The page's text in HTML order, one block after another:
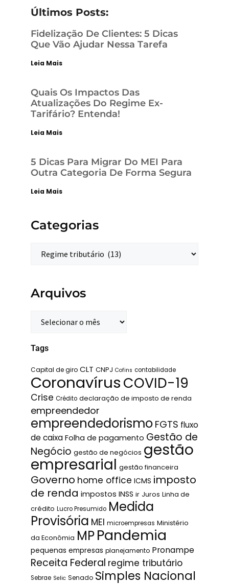
Últimos Posts:
Fidelização De Clientes: 5 Dicas
Que Vão Ajudar Nessa Tarefa
Leia Mais
Quais Os Impactos Das
Atualizações Do Regime Ex-
Tarifário? Entenda!
Leia Mais
5 Dicas Para Migrar Do MEI Para
Outra Categoria De Forma Segura
Leia Mais
Categorias
Arquivos
Tags
Capital de giro CLT CNPJ Cofins contabilidade
CoronavírusCOVID-19
Crise Crédito declaração de imposto de renda
empreendedor
empreendedorismo FGTS fluxo
de caixa Folha de pagamento Gestão de
Negócio gestão de negócios gestão
empresarial gestão financeira
Governo home office ICMS imposto
de renda impostos INSS ir Juros Linha de
crédito Lucro Presumido Medida
Provisória MEI microempresas Ministério
da Econômia MPPandemia
pequenas empresas planejamento Pronampe
Receita Federal regime tributário
Sebrae Selic Senado Simples Nacional